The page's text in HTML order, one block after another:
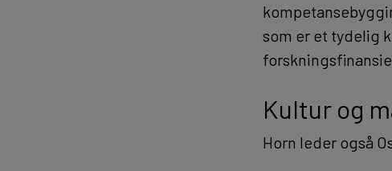
som er et tydelig
Kultur og
Horn leder også